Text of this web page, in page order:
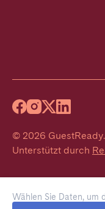
Wählen Sie Daten, um
© 2026 GuestReady.
Unterstützt durch